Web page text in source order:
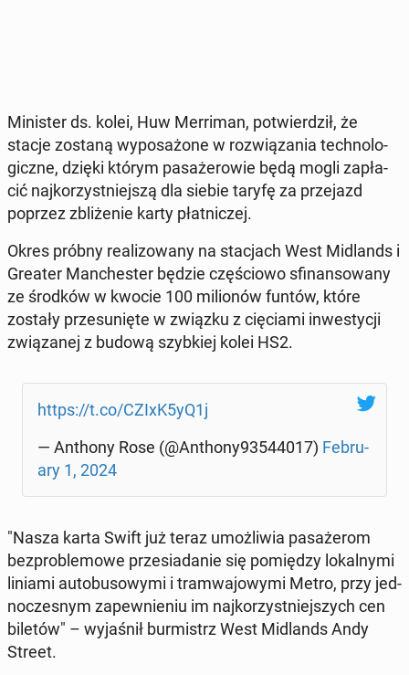
Mi­ni­ster ds. kolei, Huw Mer­ri­man, po­twier­dził, że
stacje zostaną wy­po­sa­żo­ne w roz­wią­za­nia tech­no­lo­
gicz­ne, dzięki którym pa­sa­że­ro­wie będą mogli za­pła­
cić naj­ko­rzyst­niej­szą dla siebie taryfę za prze­jazd
poprzez zbli­że­nie karty płat­ni­czej.
Okres próbny re­ali­zo­wa­ny na sta­cjach West Mi­dlands i
Greater Man­che­ster będzie czę­ścio­wo sfi­nan­so­wa­ny
ze środków w kwocie 100 mi­lio­nów funtów, które
zostały prze­su­nię­te w związku z cię­cia­mi in­we­sty­cji
zwią­za­nej z budową szyb­kiej kolei HS2.
https://t.co/CZIxK5yQ1j
— Anthony Rose (@Anthony93544017) Fe­bru­
ary 1, 2024
"Nasza karta Swift już teraz umoż­li­wia pa­sa­że­rom
bez­pro­ble­mo­we prze­sia­da­nie się po­mię­dzy lo­kal­ny­mi
liniami au­to­bu­so­wy­mi i tram­wa­jo­wy­mi Metro, przy jed­
no­cze­snym za­pew­nie­niu im naj­ko­rzyst­niej­szych cen
biletów" – wy­ja­śnił bur­mistrz West Mi­dlands Andy
Street.